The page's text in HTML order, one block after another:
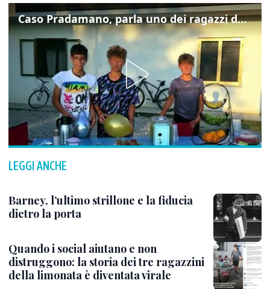
Caso Pradamano, parla uno dei ragazzi denunciati per la limonata: "Volevo anche aiutare i miei"
LEGGI ANCHE
Barney, l’ultimo strillone e la fiducia
dietro la porta
Quando i social aiutano e non
distruggono: la storia dei tre ragazzini
della limonata è diventata virale